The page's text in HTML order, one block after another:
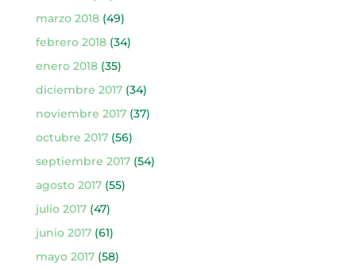
marzo 2018(49)
febrero 2018(34)
enero 2018(35)
diciembre 2017(34)
noviembre 2017(37)
octubre 2017(56)
septiembre 2017(54)
agosto 2017(55)
julio 2017(47)
junio 2017(61)
mayo 2017(58)